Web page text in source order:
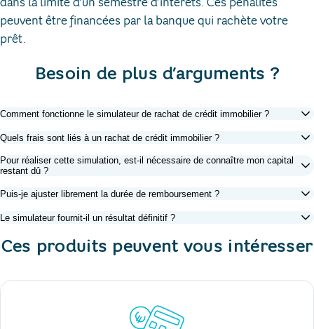
peuvent être financées par la banque qui rachète votre
prêt.
Besoin de plus d’arguments ?
Comment fonctionne le simulateur de rachat de crédit immobilier ?
Quels frais sont liés à un rachat de crédit immobilier ?
Pour réaliser cette simulation, est-il nécessaire de connaître mon capital
restant dû ?
Puis-je ajuster librement la durée de remboursement ?
Le simulateur fournit-il un résultat définitif ?
Ces produits peuvent vous intéresser